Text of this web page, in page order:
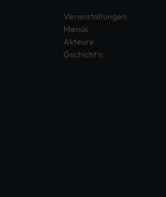
Veranstaltungen
Menüs
Akteure
Gschicht'n